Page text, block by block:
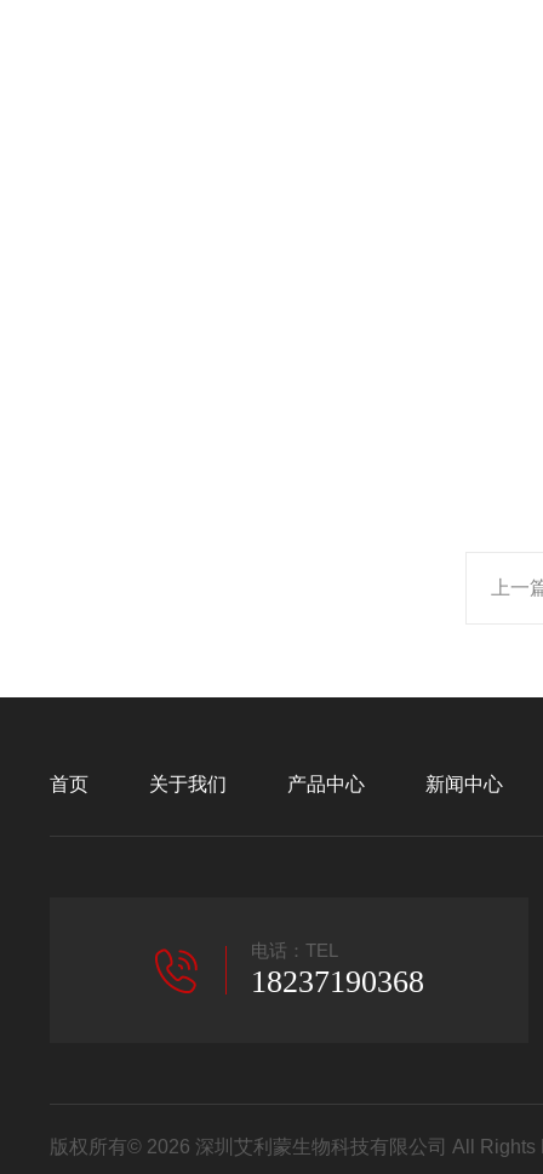
上一
首页 关于我们 产品中心 新闻中心
电话：TEL
18237190368
版权所有© 2026 深圳艾利蒙生物科技有限公司 All